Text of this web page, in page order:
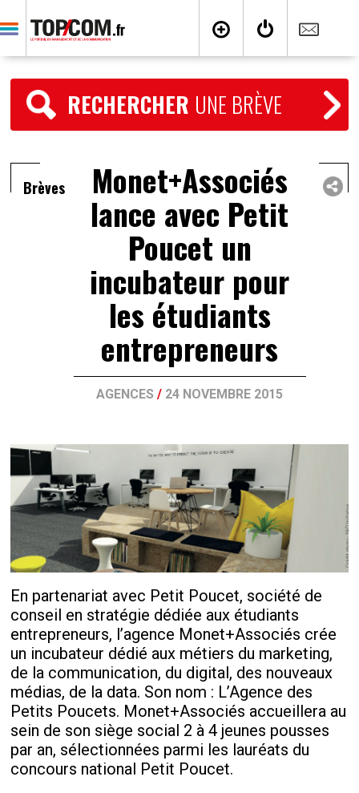
RECHERCHER UNE BRÈVE
Brèves Monet+Associés
lance avec Petit
Poucet un
incubateur pour
les étudiants
entrepreneurs
AGENCES / 24 NOVEMBRE 2015
En partenariat avec Petit Poucet, société de
conseil en stratégie dédiée aux étudiants
entrepreneurs, l’agence Monet+Associés crée
un incubateur dédié aux métiers du marketing,
de la communication, du digital, des nouveaux
médias, de la data. Son nom : L’Agence des
Petits Poucets. Monet+Associés accueillera au
sein de son siège social 2 à 4 jeunes pousses
par an, sélectionnées parmi les lauréats du
concours national Petit Poucet.